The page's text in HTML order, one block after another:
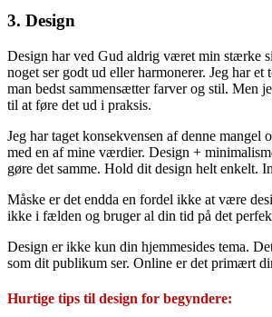
3. Design
Design har ved Gud aldrig været min stærke
noget ser godt ud eller harmonerer. Jeg har et
man bedst sammensætter farver og stil. Men
til at føre det ud i praksis.
Jeg har taget konsekvensen af denne mangel
med en af mine værdier. Design +
gøre det samme. Hold dit design helt enkelt.
Måske er det endda en fordel ikke at være
ikke i fælden og bruger al din tid på det
Design er ikke kun din hjemmesides tema.
som dit publikum ser. Online er det primært
Hurtige tips til design for begyndere: